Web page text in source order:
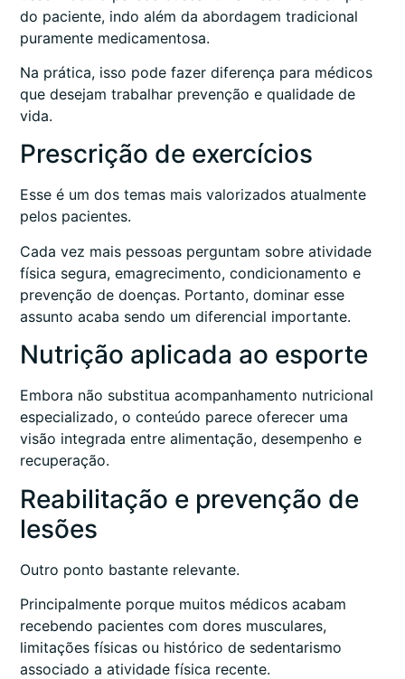
do paciente, indo além da abordagem tradicional
puramente medicamentosa.
Na prática, isso pode fazer diferença para médicos
que desejam trabalhar prevenção e qualidade de
vida.
Prescrição de exercícios
Esse é um dos temas mais valorizados atualmente
pelos pacientes.
Cada vez mais pessoas perguntam sobre atividade
física segura, emagrecimento, condicionamento e
prevenção de doenças. Portanto, dominar esse
assunto acaba sendo um diferencial importante.
Nutrição aplicada ao esporte
Embora não substitua acompanhamento nutricional
especializado, o conteúdo parece oferecer uma
visão integrada entre alimentação, desempenho e
recuperação.
Reabilitação e prevenção de
lesões
Outro ponto bastante relevante.
Principalmente porque muitos médicos acabam
recebendo pacientes com dores musculares,
limitações físicas ou histórico de sedentarismo
associado a atividade física recente.